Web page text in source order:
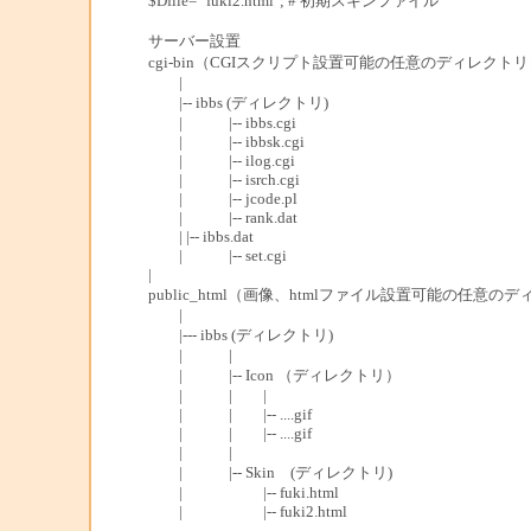
サーバー設置
cgi-bin（CGIスクリプト設置可能の任意のディレクトリ
|
|-- ibbs (ディレクトリ)
| |-- ibbs.cgi
| |-- ibbsk.cgi
| |-- ilog.cgi
| |-- isrch.cgi
| |-- jcode.pl
| |-- rank.dat
| |-- ibbs.dat
| |-- set.cgi
|
public_html（画像、htmlファイル設置可能の任意のディ
|
|--- ibbs (ディレクトリ)
| |
| |-- Icon （ディレクトリ）
| | |
| | |-- ....gif
| | |-- ....gif
| |
| |-- Skin (ディレクトリ)
| |-- fuki.html
| |-- fuki2.html